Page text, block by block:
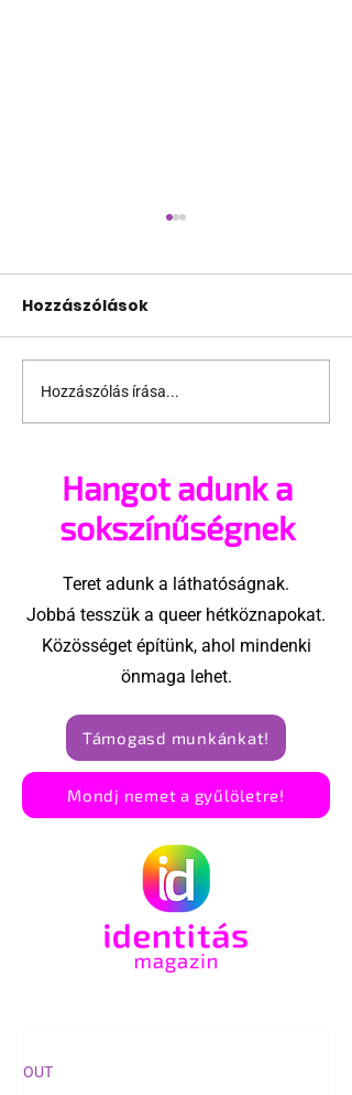
Fico már az azonos
nemű párok
Hozzászólások
Hozzászólás írása...
Hangot adunk a
sokszínűségnek
Teret adunk a láthatóságnak.
Jobbá tesszük a queer hétköznapokat.
Közösséget építünk, ahol mindenki
önmaga lehet.
Támogasd munkánkat!
Mondj nemet a gyűlöletre!
OUT